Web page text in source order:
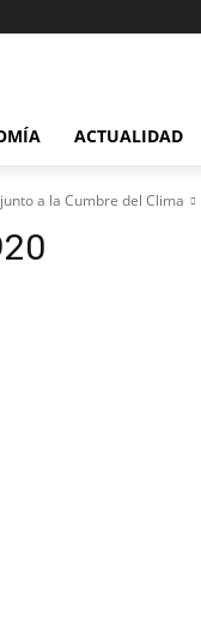
ACTUALIDAD
a la Cumbre del Clima